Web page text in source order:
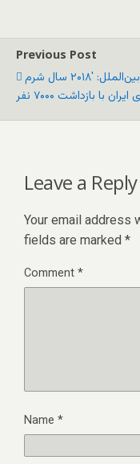
Previous Post
عفو بین‌الملل: '۲۰۱۸ سال شرم
Leave a Reply
Your email address
fields are marked *
Comment*
Name *